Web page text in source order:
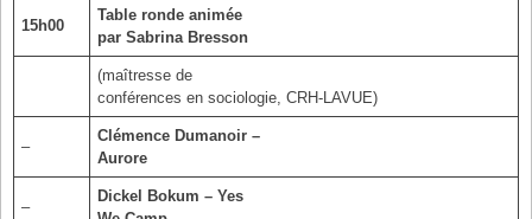
15h00
Table ronde animée
par Sabrina Bresson
(maîtresse de
conférences en sociologie, CRH-LAVUE)
–
Clémence Dumanoir –
Aurore
–
Dickel Bokum – Yes